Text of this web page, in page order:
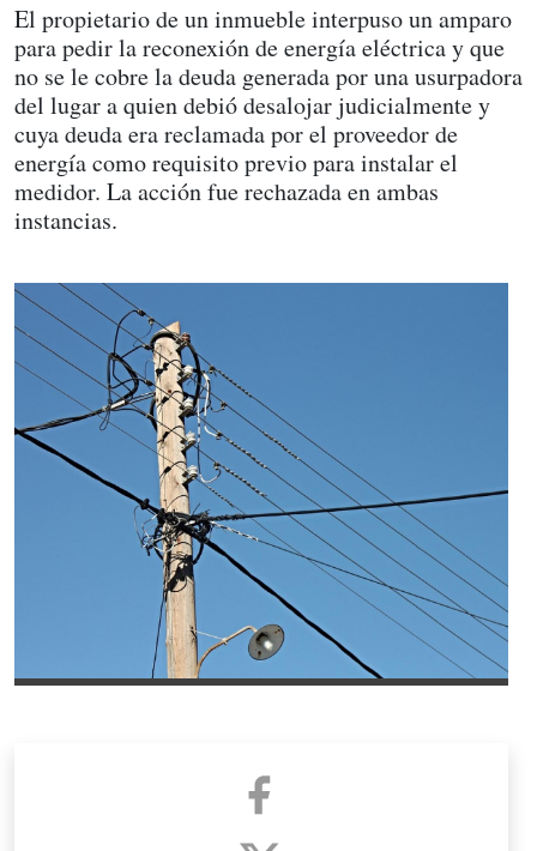
El propietario de un inmueble interpuso un amparo
para pedir la reconexión de energía eléctrica y que
no se le cobre la deuda generada por una usurpadora
del lugar a quien debió desalojar judicialmente y
cuya deuda era reclamada por el proveedor de
energía como requisito previo para instalar el
medidor. La acción fue rechazada en ambas
instancias.